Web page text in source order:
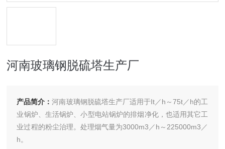
河南玻璃钢脱硫塔生产厂
产品简介：河南玻璃钢脱硫塔生产厂适用于It／h～75t／h的工
业锅炉、生活锅炉、小型电站锅炉的排烟净化，也适用其它工
业过程的粉尘治理。处理烟气量为3000m3／h～225000m3／
h。